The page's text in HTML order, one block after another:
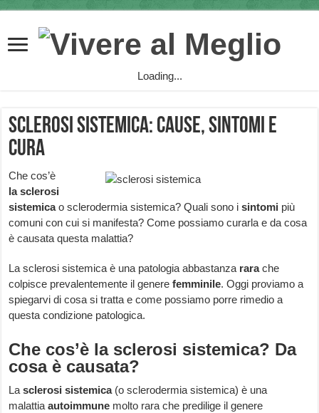
Loading...
Sclerosi sistemica: cause, sintomi e
cura
Che cos’è
la sclerosi
sistemicao sclerodermia sistemica? Quali sono isintomi più
comuni con cui si manifesta? Come possiamo curarla e da cosa
è causata questa malattia?
La sclerosi sistemica è una patologia abbastanza rarache
colpisce prevalentemente il generefemminile. Oggi proviamo a
spiegarvi di cosa si tratta e come possiamo porre rimedio a
questa condizione patologica.
Che cos’è la sclerosi sistemica? Da
cosa è causata?
Lasclerosi sistemica(o sclerodermia sistemica) è una
malattiaautoimmune molto rara che predilige il genere